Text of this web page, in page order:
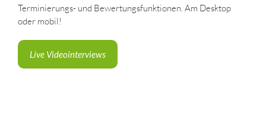
Terminierungs- und Bewertungsfunktionen. Am Desktop
oder mobil!
Live Videointerviews